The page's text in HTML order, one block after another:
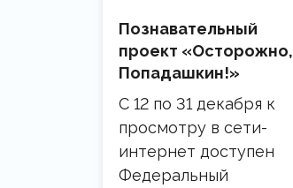
Познавательный
проект «Осторожно,
Попадашкин!»
С 12 по 31 декабря к
просмотру в сети-
интернет доступен
Федеральный